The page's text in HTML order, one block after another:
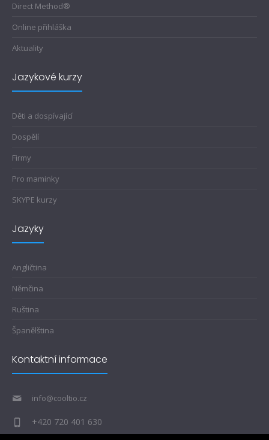
Direct Method®
Online přihláška
Aktuality
Jazykové kurzy
Děti a dospívající
Dospělí
Firmy
Pro maminky
SKYPE kurzy
Jazyky
Angličtina
Němčina
Ruština
Španělština
Kontaktní informace
info@cooltio.cz
+420 720 401 630